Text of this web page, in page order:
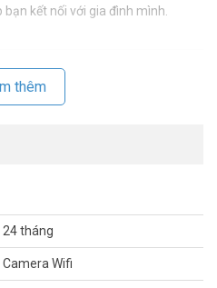
kết nối với gia đình mình.
thêm
24 tháng
Camera Wifi